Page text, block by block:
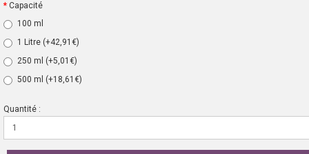
Capacité
100 ml
1 Litre (+42,91€)
250 ml (+5,01€)
500 ml (+18,61€)
Quantité :